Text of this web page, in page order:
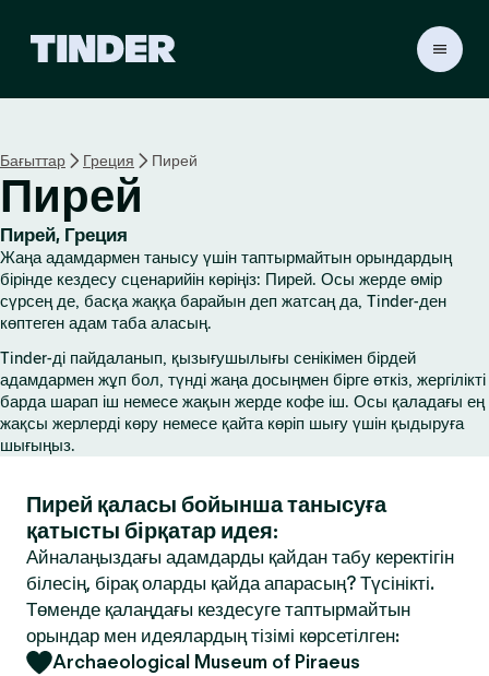
r
e
Бағыттар Греция Пирей
Пирей
Пирей, Греция
Жаңа адамдармен танысу үшін таптырмайтын орындардың
бірінде кездесу сценарийін көріңіз: Пирей. Осы жерде өмір
сүрсең де, басқа жаққа барайын деп жатсаң да, Tinder-ден
көптеген адам таба аласың.
Tinder-ді пайдаланып, қызығушылығы сенікімен бірдей
адамдармен жұп бол, түнді жаңа досыңмен бірге өткіз, жергілікті
барда шарап іш немесе жақын жерде кофе іш. Осы қаладағы ең
жақсы жерлерді көру немесе қайта көріп шығу үшін қыдыруға
шығыңыз.
Пирей қаласы бойынша танысуға
қатысты бірқатар идея:
Айналаңыздағы адамдарды қайдан табу керектігін
білесің, бірақ оларды қайда апарасың? Түсінікті.
Төменде қалаңдағы кездесуге таптырмайтын
орындар мен идеялардың тізімі көрсетілген:
Archaeological Museum of Piraeus